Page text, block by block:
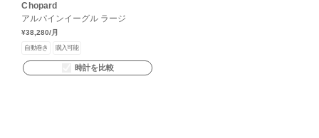
Chopard
アルパインイーグル ラージ
¥38,280/月
自動巻き 購入可能
時計を比較